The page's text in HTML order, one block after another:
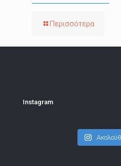
Περισσότερα
Instagram